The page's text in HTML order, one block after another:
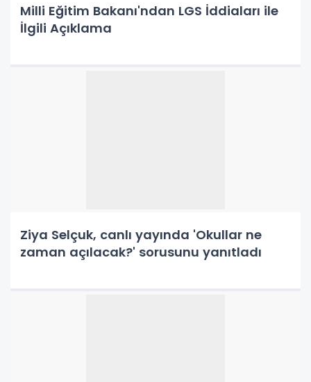
Milli Eğitim Bakanı'ndan LGS İddiaları ile
İlgili Açıklama
Ziya Selçuk, canlı yayında 'Okullar ne
zaman açılacak?' sorusunu yanıtladı